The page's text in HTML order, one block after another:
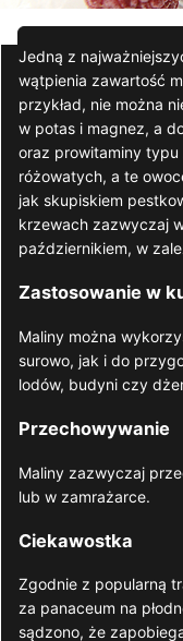
Jedną z
wątpienia zawartość
przykład, nie można
w potas i magnez, a
oraz prowitaminy typu
różowatych, a te
jak skupiskiem
krzewach zazwyczaj
październikiem, w
Zastosowanie w
Maliny można
surowo, jak i do
lodów, budyni czy
Przechowywanie
Maliny zazwyczaj
lub w zamrażarce.
Ciekawostka
Zgodnie z popularną
za panaceum na
sądzono, że